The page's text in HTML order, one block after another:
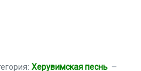
Херувимская песнь